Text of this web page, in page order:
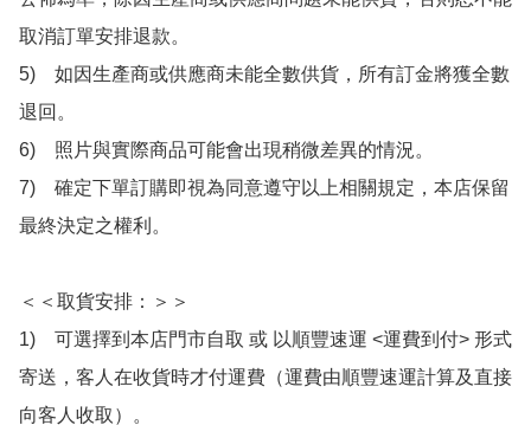
取消訂單安排退款。
5)　如因生產商或供應商未能全數供貨，所有訂金將獲全數
退回。
6)　照片與實際商品可能會出現稍微差異的情況。
7)　確定下單訂購即視為同意遵守以上相關規定，本店保留
最終決定之權利。
＜＜取貨安排：＞＞
1)　可選擇到本店門市自取 或 以順豐速運 <運費到付> 形式
寄送，客人在收貨時才付運費（運費由順豐速運計算及直接
向客人收取）。